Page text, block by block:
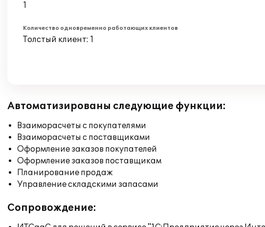
1
Количество одновременно работающих клиентов
Толстый клиент: 1
Автоматизированы следующие функции:
Взаиморасчеты с покупателями
Взаиморасчеты с поставщиками
Оформление заказов покупателей
Оформление заказов поставщикам
Планирование продаж
Управление складскими запасами
Сопровождение: